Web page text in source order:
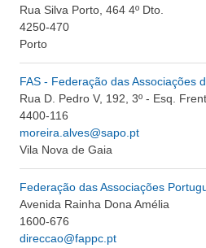
Rua Silva Porto, 464 4º Dto.
4250-470
Porto
FAS - Federação das Associações
Rua D. Pedro V, 192, 3º - Esq.
4400-116
moreira.alves@sapo.pt
Vila Nova de Gaia
Federação das Associações
Avenida Rainha Dona Amélia
1600-676
direccao@fappc.pt